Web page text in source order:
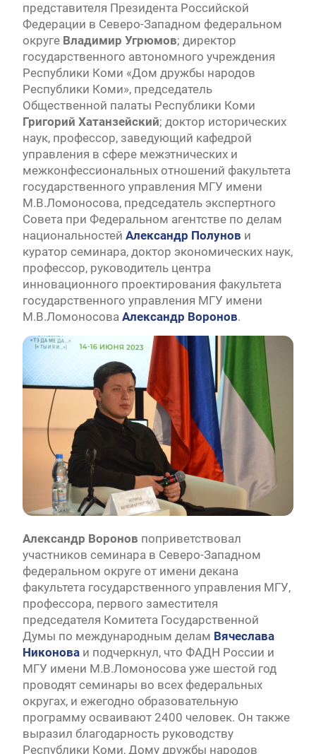
представителя Президента Российской
Федерации в Северо-Западном федеральном
округе Владимир Угрюмов; директор
государственного автономного учреждения
Республики Коми «Дом дружбы народов
Республики Коми», председатель
Общественной палаты Республики Коми
Григорий Хатанзейский; доктор исторических
наук, профессор, заведующий кафедрой
управления в сфере межэтнических и
межконфессиональных отношений факультета
государственного управления МГУ имени
М.В.Ломоносова, председатель экспертного
Совета при Федеральном агентстве по делам
национальностей Александр Полунов и
куратор семинара, доктор экономических наук,
профессор, руководитель центра
инновационного проектирования факультета
государственного управления МГУ имени
М.В.Ломоносова Александр Воронов.
Александр Воронов поприветствовал
участников семинара в Северо-Западном
федеральном округе от имени декана
факультета государственного управления МГУ,
профессора, первого заместителя
председателя Комитета Государственной
Думы по международным делам Вячеслава
Никоноваи подчеркнул, что ФАДН России и
МГУ имени М.В.Ломоносова уже шестой год
проводят семинары во всех федеральных
округах, и ежегодно образовательную
программу осваивают 2400 человек. Он также
выразил благодарность руководству
Республики Коми, Дому дружбы народов